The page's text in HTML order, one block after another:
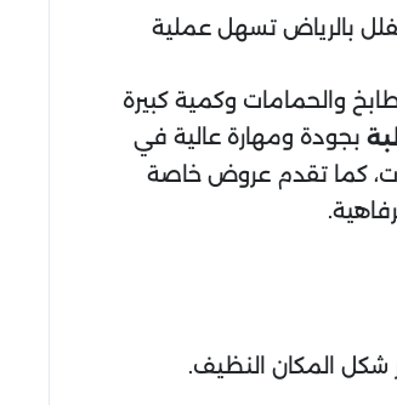
بالرياض تسهل عملية
والحمامات وكمية كبيرة
بجودة ومهارة عالية في
كما تقدم عروض خاصة
شكل المكان النظيف.